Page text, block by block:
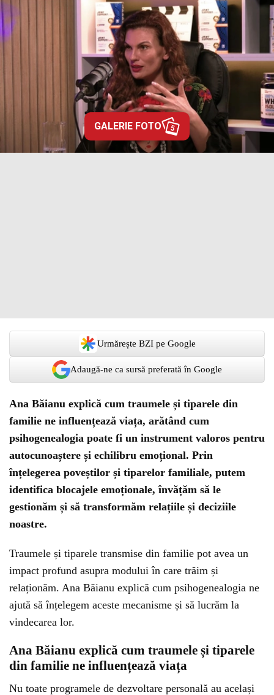
GALERIE FOTO 5
Urmărește BZI pe Google
Adaugă-ne ca sursă preferată în Google
Ana Băianu explică cum traumele și tiparele din
familie ne influențează viața, arătând cum
psihogenealogia poate fi un instrument valoros pentru
autocunoaștere și echilibru emoțional. Prin
înțelegerea poveștilor și tiparelor familiale, putem
identifica blocajele emoționale, învățăm să le
gestionăm și să transformăm relațiile și deciziile
noastre.
Traumele și tiparele transmise din familie pot avea un
impact profund asupra modului în care trăim și
relaționăm. Ana Băianu explică cum psihogenealogia ne
ajută să înțelegem aceste mecanisme și să lucrăm la
vindecarea lor.
Ana Băianu explică cum traumele și tiparele
din familie ne influențează viața
Nu toate programele de dezvoltare personală au același